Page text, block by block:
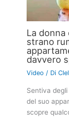
La
strano
davvero
Video / Di
Sentiva
del suo
scopre